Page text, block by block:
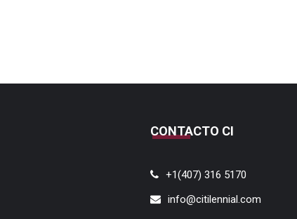
CONTACTO CI
+1(407) 316 5170
info@citilennial.com